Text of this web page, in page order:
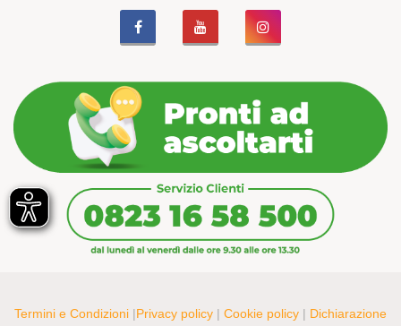
Termini e Condizioni |Privacy policy | Cookie policy | Dichiarazione